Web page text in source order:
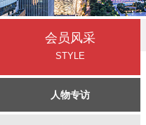
会员风采
STYLE
人物专访